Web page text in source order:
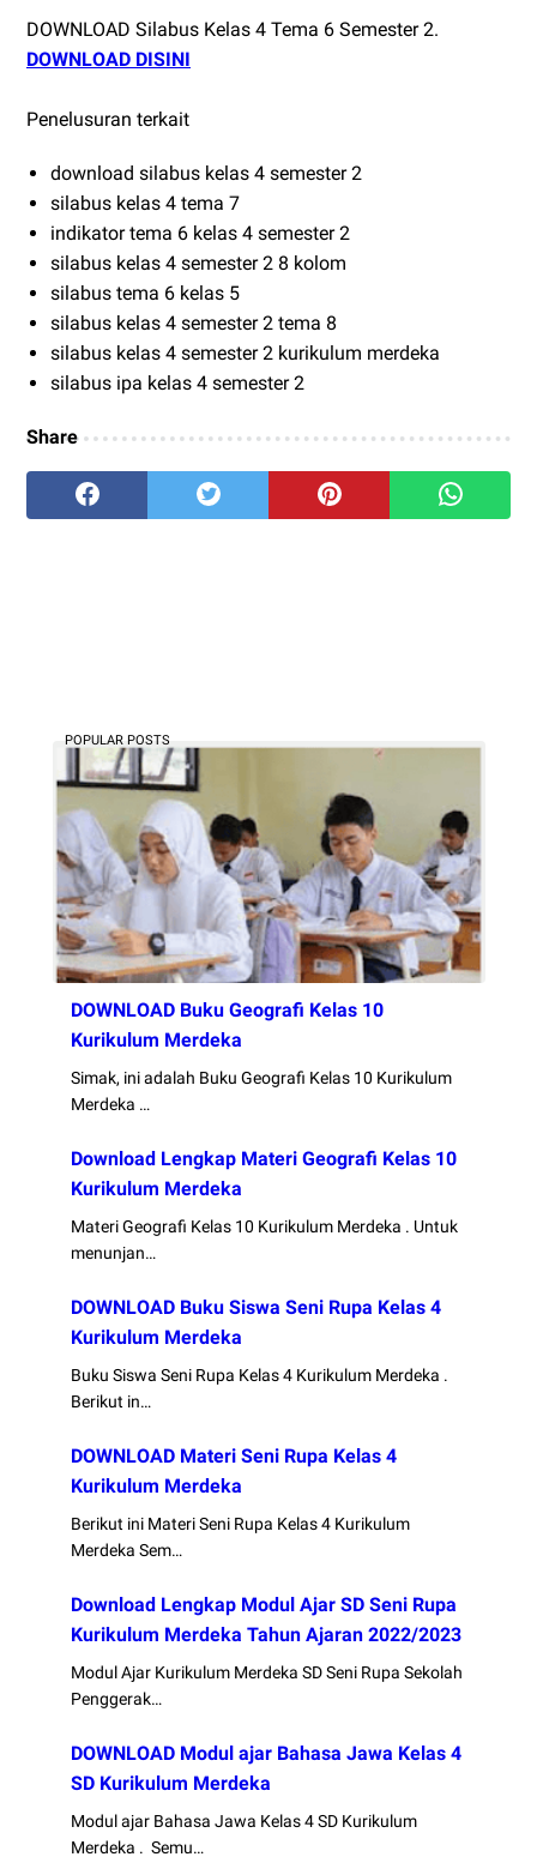
DOWNLOAD Silabus Kelas 4 Tema 6 Semester 2.
DOWNLOAD DISINI
Penelusuran terkait
download silabus kelas 4 semester 2
silabus kelas 4 tema 7
indikator tema 6 kelas 4 semester 2
silabus kelas 4 semester 2 8 kolom
silabus tema 6 kelas 5
silabus kelas 4 semester 2 tema 8
silabus kelas 4 semester 2 kurikulum merdeka
silabus ipa kelas 4 semester 2
Share
POPULAR POSTS
DOWNLOAD Buku Geografi Kelas 10
Kurikulum Merdeka
Simak, ini adalah Buku Geografi Kelas 10 Kurikulum
Merdeka …
Download Lengkap Materi Geografi Kelas 10
Kurikulum Merdeka
Materi Geografi Kelas 10 Kurikulum Merdeka . Untuk
menunjan…
DOWNLOAD Buku Siswa Seni Rupa Kelas 4
Kurikulum Merdeka
Buku Siswa Seni Rupa Kelas 4 Kurikulum Merdeka .
Berikut in…
DOWNLOAD Materi Seni Rupa Kelas 4
Kurikulum Merdeka
Berikut ini Materi Seni Rupa Kelas 4 Kurikulum
Merdeka Sem…
Download Lengkap Modul Ajar SD Seni Rupa
Kurikulum Merdeka Tahun Ajaran 2022/2023
Modul Ajar Kurikulum Merdeka SD Seni Rupa Sekolah
Penggerak…
DOWNLOAD Modul ajar Bahasa Jawa Kelas 4
SD Kurikulum Merdeka
Modul ajar Bahasa Jawa Kelas 4 SD Kurikulum
Merdeka . Semu…